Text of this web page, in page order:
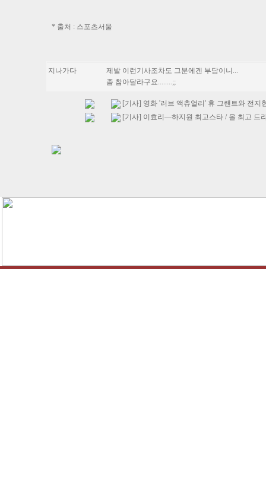
* 출처 : 스포츠서울
지나가다
제발 이런기사조차도 그분에겐 부담이니...
좀 참아달라구요........;;
[기사] 영화 '러브 액츄얼리' 휴 그랜트와 전지
[기사] 이효리―하지원 최고스타 / 올 최고 드